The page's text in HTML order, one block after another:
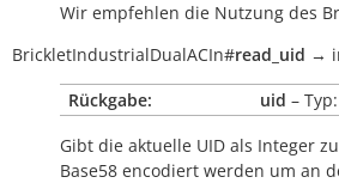
Wir empfehlen die Nutzung des
BrickletIndustrialDualACIn#read_uid →
Rückgabe:
uid –
Gibt die aktuelle UID als Integer
Base58 encodiert werden um an